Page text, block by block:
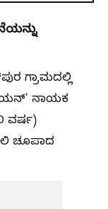
ಗ್ರಾಮದಲ್ಲಿ
ನಾಯಕ
ವರ್ಷ)
ಚೂಪಾದ